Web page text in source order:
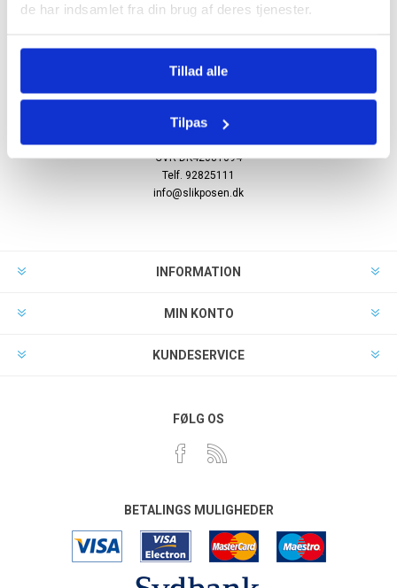
de har indsamlet fra din brug af deres tjenester.
Tillad alle
Tilpas
Nyhedsbrev
Møllesvinget 2
CVR DK42081094
Telf. 92825111
info@slikposen.dk
INFORMATION
MIN KONTO
KUNDESERVICE
FØLG OS
BETALINGS MULIGHEDER